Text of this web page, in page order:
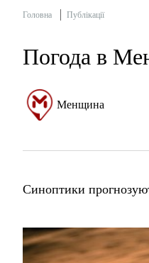
Головна Публікації
Погода в
Менщина
Синоптики